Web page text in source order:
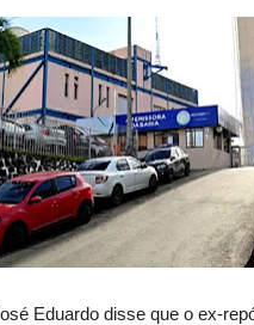
Eduardo disse que o ex-